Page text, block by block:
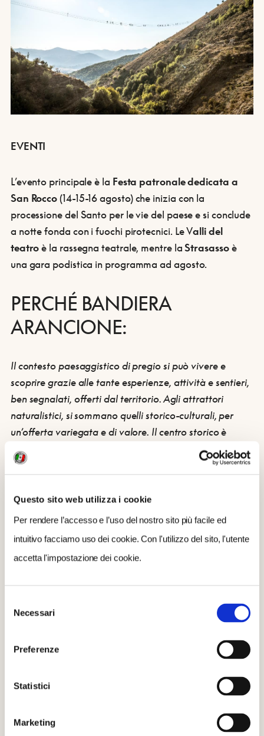
Questo sito web utilizza i cookie
Per rendere l’accesso e l’uso del nostro sito più facile ed
intuitivo facciamo uso dei cookie. Con l'utilizzo del sito, l'utente
accetta l'impostazione dei cookie.
delNecessari
Preferenze
Statistici
Marketing
EVENTI
L’evento principale è la Festa patronale dedicata a
San Rocco(14-15-16 agosto) che inizia con la
processione del Santo per le vie del paese e si conclude
a notte fonda con i fuochi pirotecnici. Le Valli del
teatroè la rassegna teatrale, mentre laStrasassoè
una gara podistica in programma ad agosto.
PERCHÉ BANDIERA
ARANCIONE:
Ilcontesto paesaggisticodi pregio si può vivere e
scoprire grazie alle tante esperienze, attività e sentieri,
ben segnalati, offerti dal territorio. Agli attrattori
naturalistici, si sommano quelli storico-culturali, per
un’offerta variegata e di valore. Ilcentro storicoè
raccolto, ben conservato e tipico.” Marta, ghost visitor
TCI
CONDIVIDI
(PZ)
ABITANTI
ALTITUDINE
INFORMAZIONI TURISTICHE